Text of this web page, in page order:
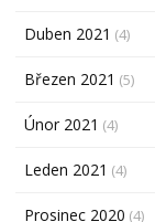
Duben 2021 (4)
Březen 2021 (5)
Únor 2021 (4)
Leden 2021 (4)
Prosinec 2020 (4)